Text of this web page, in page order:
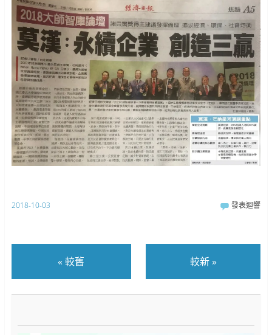
2018-10-03 發表迴響
« 較舊 較新»